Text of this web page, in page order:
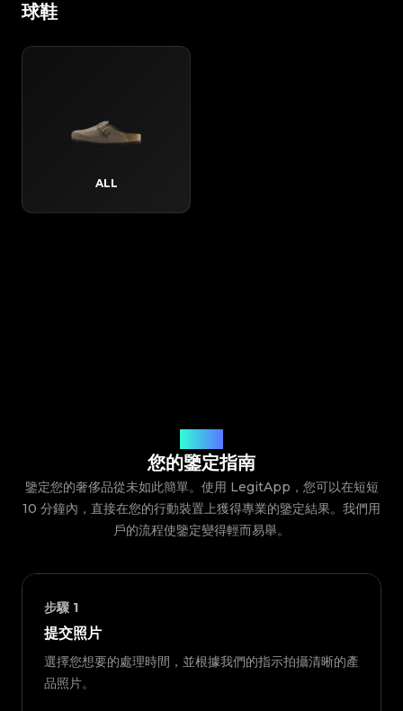
球鞋
ALL
您的鑒定指南
鑒定您的奢侈品從未如此簡單。使用 LegitApp，您可以在短短
10 分鐘內，直接在您的行動裝置上獲得專業的鑒定結果。我們用
戶的流程使鑒定變得輕而易舉。
步驟 1
提交照片
選擇您想要的處理時間，並根據我們的指示拍攝清晰的產
品照片。